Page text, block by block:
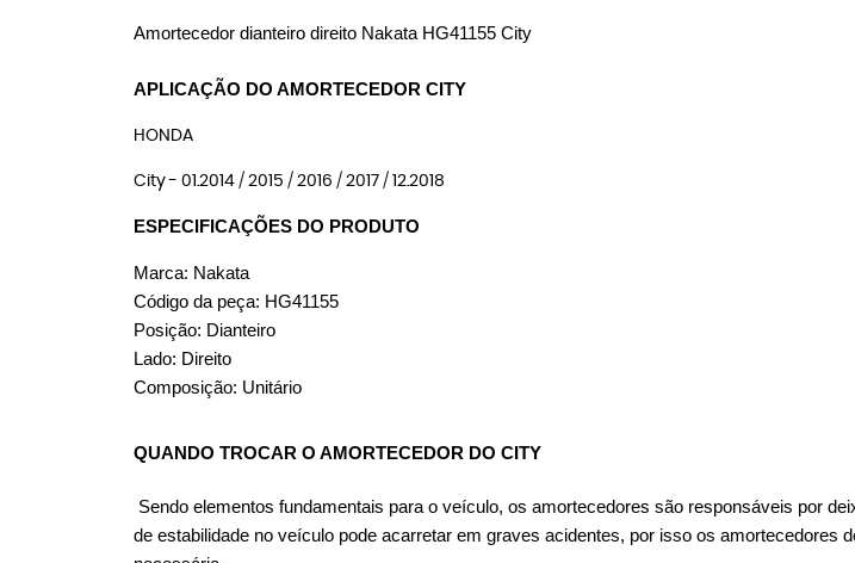
Amortecedor dianteiro direito Nakata HG41155 City
APLICAÇÃO DO AMORTECEDOR CITY
HONDA
City - 01.2014 / 2015 / 2016 / 2017 / 12.2018
ESPECIFICAÇÕES DO PRODUTO
Marca: Nakata
Código da peça: HG41155
Posição: Dianteiro
Lado: Direito
Composição: Unitário
QUANDO TROCAR O AMORTECEDOR DO CITY
Sendo elementos fundamentais para o veículo, os amortecedores são responsáveis por
de estabilidade no veículo pode acarretar em graves acidentes, por isso os